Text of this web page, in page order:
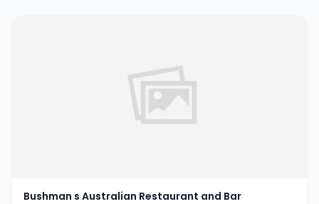
Bushman s Australian Restaurant and Bar